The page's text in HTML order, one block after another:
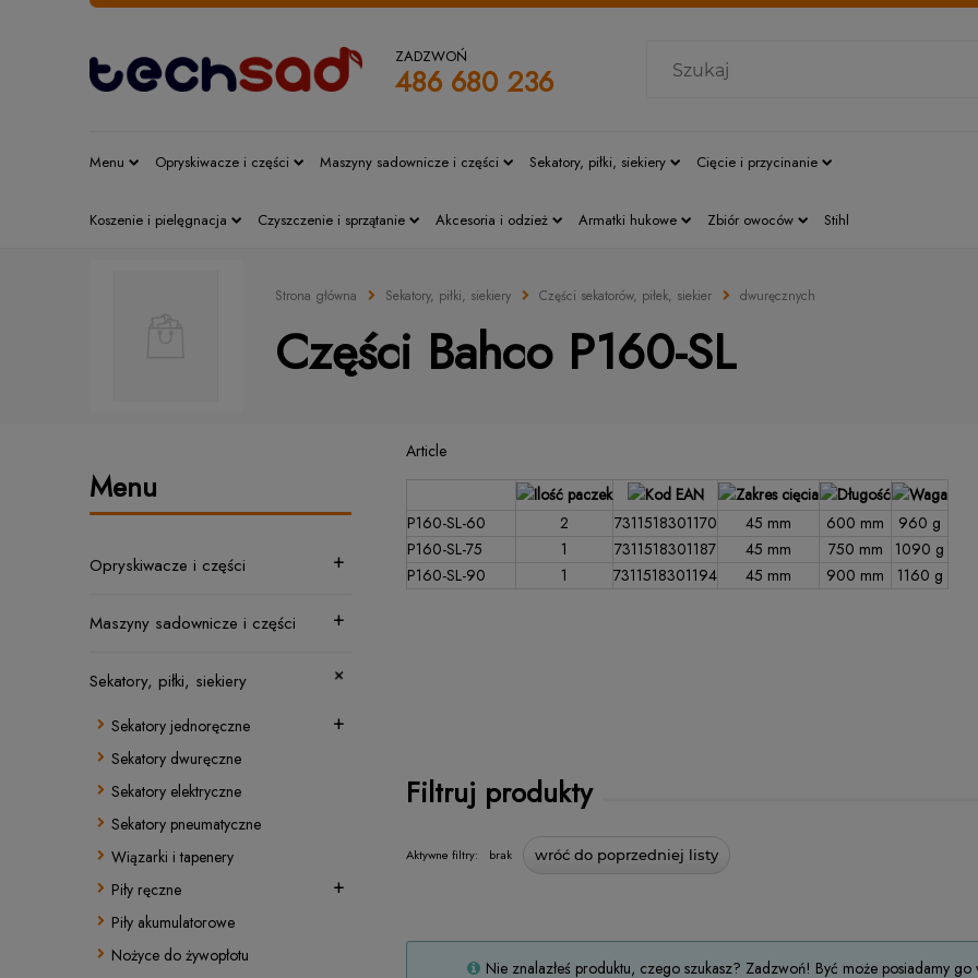
ZADZWOŃ
486 680 236
Menu Opryskiwacze i części Maszyny sadownicze i części Sekatory, piłki, siekiery Cięcie i przycinanie
Koszenie i pielęgnacja Czyszczenie i sprzątanie Akcesoria i odzież Armatki hukowe Zbiór owoców Stihl
Strona główna Sekatory, piłki, siekiery Części sekatorów, piłek, siekier dwuręcznych
Części Bahco P160-SL
Menu
Opryskiwacze i części
Maszyny sadownicze i części
Sekatory, piłki, siekiery
Sekatory jednoręczne
Sekatory dwuręczne
Sekatory elektryczne
Sekatory pneumatyczne
Wiązarki i tapenery
Piły ręczne
Piły akumulatorowe
Nożyce do żywopłotu
Filtruj produkty
Aktywne filtry: brak wróć do poprzedniej listy
Article
P160-SL-60 2 7311518301170 45 mm 600 mm
960 g
P160-SL-75
1 7311518301187 45 mm 750 mm
1090 g
P160-SL-90
1 7311518301194 45 mm 900 mm 1160 g
Nie znalazłeś produktu, czego szukasz? Zadzwoń! Być może posiadamy